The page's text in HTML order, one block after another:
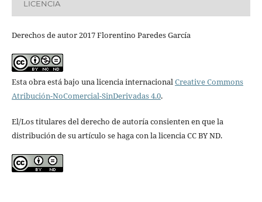
LICENCIA
Derechos de autor 2017 Florentino Paredes García
Esta obra está bajo una licencia internacionalCreative Commons
Atribución-NoComercial-SinDerivadas 4.0.
El/Los titulares del derecho de autoría consienten en que la
distribución de su artículo se haga con la licencia CC BY ND.